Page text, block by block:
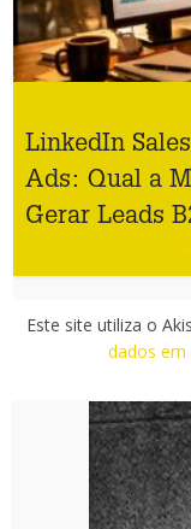
LinkedIn
Ads: Qual a
Gerar Leads
Este site utiliza o
dados